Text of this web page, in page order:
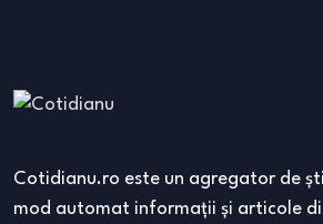
Cotidianu.ro este un agregator de
mod automat informaţii şi articole